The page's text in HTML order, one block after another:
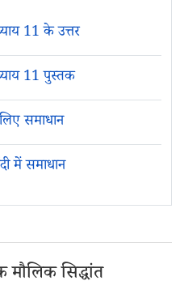
11 के उत्तर
11 पुस्तक
समाधान
में समाधान
मौलिक सिद्धांत